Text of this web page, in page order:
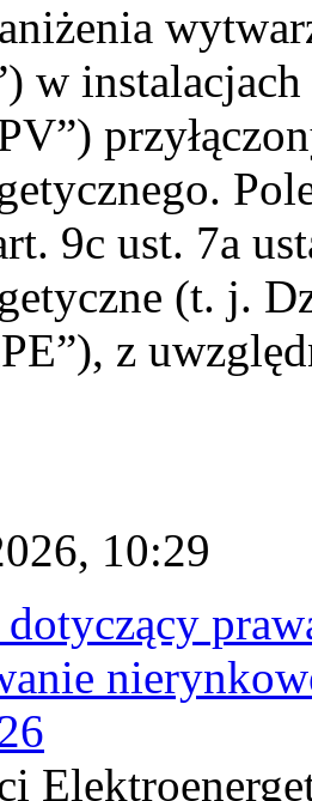
w
9c ust. 7a
(t. j.
z
10:29